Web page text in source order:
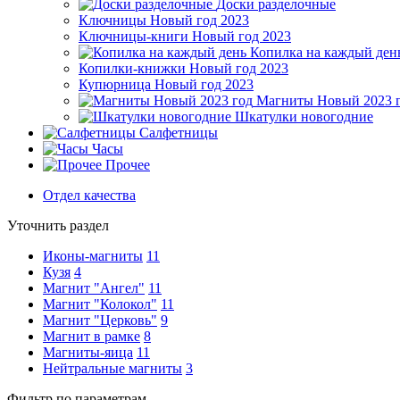
Доски разделочные
Ключницы Новый год 2023
Ключницы-книги Новый год 2023
Копилка на каждый
Копилки-книжки Новый год 2023
Купюрница Новый год 2023
Магниты Новый 2023
Шкатулки новогодние
Салфетницы
Часы
Прочее
Отдел качества
Уточнить раздел
Иконы-магниты 11
Кузя 4
Магнит "Ангел" 11
Магнит "Колокол" 11
Магнит "Церковь" 9
Магнит в рамке 8
Магниты-яица 11
Нейтральные магниты 3